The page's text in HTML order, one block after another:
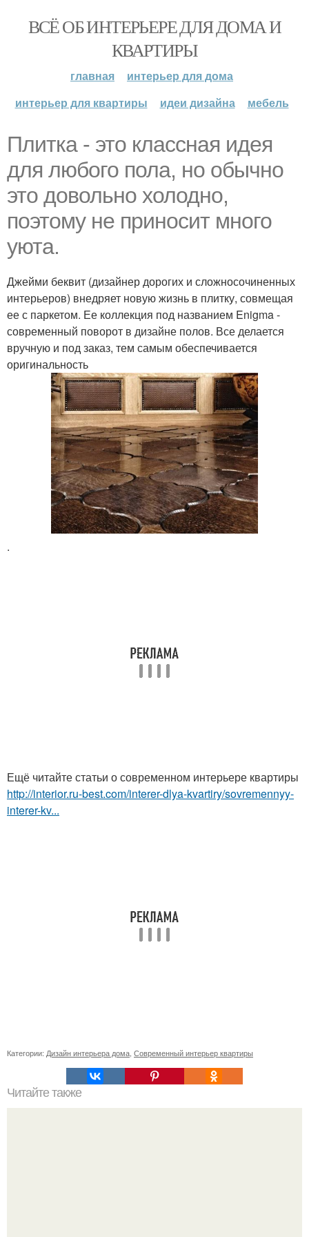
ВСЁ ОБ ИНТЕРЬЕРЕ ДЛЯ ДОМА И
КВАРТИРЫ
главная
интерьер для дома
интерьер для квартиры
идеи дизайна мебель
Плитка - это классная идея
для любого пола, но обычно
это довольно холодно,
поэтому не приносит много
уюта.
Джейми беквит (дизайнер дорогих и сложносочиненных
интерьеров) внедряет новую жизнь в плитку, совмещая
ее с паркетом. Ее коллекция под названием Enigma -
современный поворот в дизайне полов. Все делается
вручную и под заказ, тем самым обеспечивается
оригинальность
.
Ещё читайте статьи о современном интерьере квартиры
http://interior.ru-best.com/interer-dlya-kvartiry/sovremennyy-
interer-kv...
Категории: Дизайн интерьера дома, Современный интерьер квартиры
Читайте также